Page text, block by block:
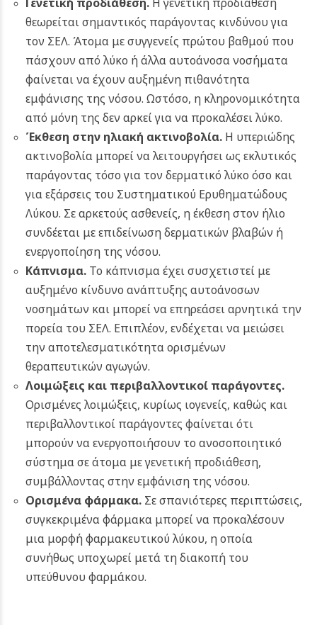
θεωρείται σημαντικός παράγοντας κινδύνου για
τον ΣΕΛ. Άτομα με συγγενείς πρώτου βαθμού που
πάσχουν από λύκο ή άλλα αυτοάνοσα νοσήματα
φαίνεται να έχουν αυξημένη πιθανότητα
εμφάνισης της νόσου. Ωστόσο, η κληρονομικότητα
από μόνη της δεν αρκεί για να προκαλέσει λύκο.
Έκθεση στην ηλιακή ακτινοβολία.Η υπεριώδης
ακτινοβολία μπορεί να λειτουργήσει ως εκλυτικός
παράγοντας τόσο για τον δερματικό λύκο όσο και
για εξάρσεις του Συστηματικού Ερυθηματώδους
Λύκου. Σε αρκετούς ασθενείς, η έκθεση στον ήλιο
συνδέεται με επιδείνωση δερματικών βλαβών ή
ενεργοποίηση της νόσου.
Κάπνισμα.Το κάπνισμα έχει συσχετιστεί με
αυξημένο κίνδυνο ανάπτυξης αυτοάνοσων
νοσημάτων και μπορεί να επηρεάσει αρνητικά την
πορεία του ΣΕΛ. Επιπλέον, ενδέχεται να μειώσει
την αποτελεσματικότητα ορισμένων
θεραπευτικών αγωγών.
Λοιμώξεις και περιβαλλοντικοί παράγοντες.
Ορισμένες λοιμώξεις, κυρίως ιογενείς, καθώς και
περιβαλλοντικοί παράγοντες φαίνεται ότι
μπορούν να ενεργοποιήσουν το ανοσοποιητικό
σύστημα σε άτομα με γενετική προδιάθεση,
συμβάλλοντας στην εμφάνιση της νόσου.
Ορισμένα φάρμακα.Σε σπανιότερες περιπτώσεις,
συγκεκριμένα φάρμακα μπορεί να προκαλέσουν
μια μορφή φαρμακευτικού λύκου, η οποία
συνήθως υποχωρεί μετά τη διακοπή του
υπεύθυνου φαρμάκου.